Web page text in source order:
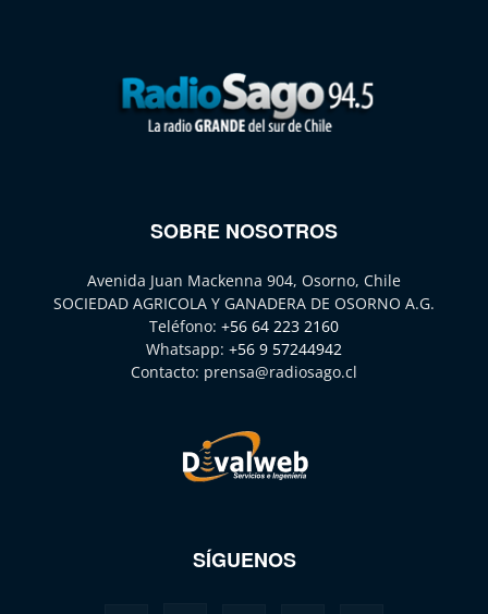
SOBRE NOSOTROS
Avenida Juan Mackenna 904, Osorno, Chile
SOCIEDAD AGRICOLA Y GANADERA DE OSORNO A.G.
Teléfono: +56 64 223 2160
Whatsapp: +56 9 57244942
Contacto: prensa@radiosago.cl
SÍGUENOS